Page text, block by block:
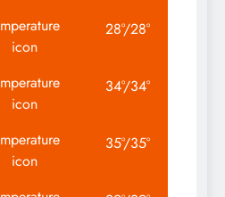
28°/28°
34°/34°
35°/35°